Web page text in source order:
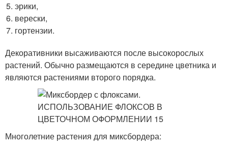
эрики,
верески,
гортензии.
Декоративники высаживаются после высокорослых
растений. Обычно размещаются в середине цветника и
являются растениями второго порядка.
Многолетние растения для миксбордера: